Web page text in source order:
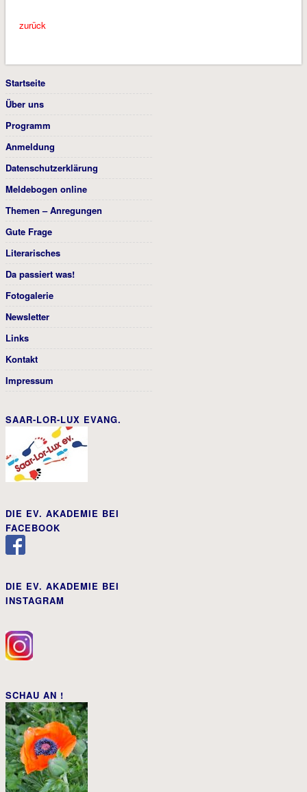
zurück
Startseite
Über uns
Programm
Anmeldung
Datenschutzerklärung
Meldebogen online
Themen – Anregungen
Gute Frage
Literarisches
Da passiert was!
Fotogalerie
Newsletter
Links
Kontakt
Impressum
SAAR-LOR-LUX EVANG.
DIE EV. AKADEMIE BEI
FACEBOOK
DIE EV. AKADEMIE BEI
INSTAGRAM
SCHAU AN !